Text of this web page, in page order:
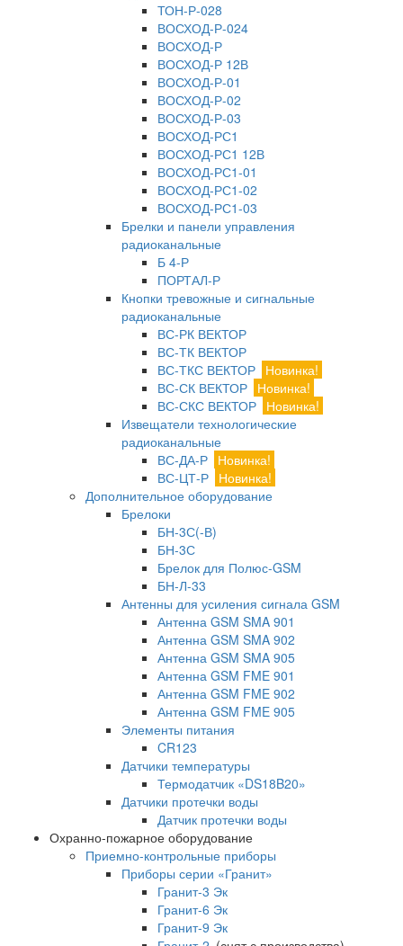
ТОН-Р-028
ВОСХОД-Р-024
ВОСХОД-Р
ВОСХОД-Р 12В
ВОСХОД-Р-01
ВОСХОД-Р-02
ВОСХОД-Р-03
ВОСХОД-РС1
ВОСХОД-РС1 12В
ВОСХОД-РС1-01
ВОСХОД-РС1-02
ВОСХОД-РС1-03
Брелки и панели управления
радиоканальные
Б 4-Р
ПОРТАЛ-Р
Кнопки тревожные и сигнальные
радиоканальные
ВС-РК ВЕКТОР
ВС-ТК ВЕКТОР
ВС-ТКС ВЕКТОР Новинка!
ВС-СК ВЕКТОР Новинка!
ВС-СКС ВЕКТОР Новинка!
Извещатели технологические
радиоканальные
ВС-ДА-Р Новинка!
ВС-ЦТ-Р Новинка!
Дополнительное оборудование
Брелоки
БН-3С(-В)
БН-3С
Брелок для Полюс-GSM
БН-Л-33
Антенны для усиления сигнала GSM
Антенна GSM SMA 901
Антенна GSM SMA 902
Антенна GSM SMA 905
Антенна GSM FME 901
Антенна GSM FME 902
Антенна GSM FME 905
Элементы питания
CR123
Датчики температуры
Термодатчик «DS18B20»
Датчики протечки воды
Датчик протечки воды
Охранно-пожарное оборудование
Приемно-контрольные приборы
Приборы серии «Гранит»
Гранит-3 Эк
Гранит-6 Эк
Гранит-9 Эк